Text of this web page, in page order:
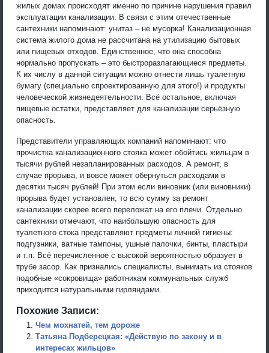
жилых домах происходят именно по причине нарушения правил
эксплуатации канализации. В связи с этим отечественные
сантехники напоминают: унитаз – не мусорка! Канализационная
система жилого дома не рассчитана на утилизацию бытовых
или пищевых отходов. Единственное, что она способна
нормально пропускать – это быстроразлагающиеся предметы.
К их числу в данной ситуации можно отнести лишь туалетную
бумагу (специально спроектированную для этого!) и продукты
человеческой жизнедеятельности. Всё остальное, включая
пищевые остатки, представляет для канализации серьёзную
опасность.
Представители управляющих компаний напоминают: что
прочистка канализационного стояка может обойтись жильцам в
тысячи рублей незапланированных расходов. А ремонт, в
случае прорыва, и вовсе может обернуться расходами в
десятки тысяч рублей! При этом если виновник (или виновники)
прорыва будет установлен, то всю сумму за ремонт
канализации скорее всего переложат на его плечи. Отдельно
сантехники отмечают, что наибольшую опасность для
туалетного стока представляют предметы личной гигиены:
подгузники, ватные тампоны, ушные палочки, бинты, пластыри
и т.п. Всё перечисленное с высокой вероятностью образует в
трубе засор. Как признались специалисты, вынимать из стояков
подобные «сокровища» работникам коммунальных служб
приходится натуральными гирляндами.
Похожие Записи:
Чем мохнатей, тем дороже
Татьяна Подберецкая: «Действую по закону и в
интересах жильцов»